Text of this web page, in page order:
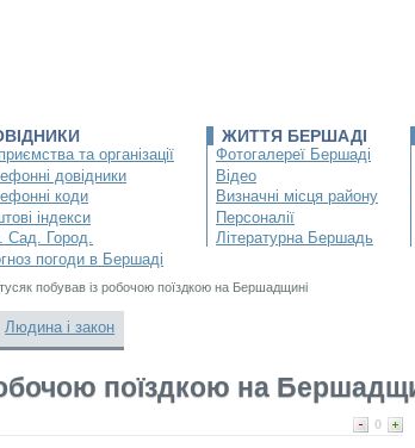
та організації
довідники
коди
індекси
Сад. Город.
погоди в Бершаді
ЖИТТЯ БЕРШАДІ
Фотогалереї Бершаді
Відео
Визначні місця району
Персоналії
Літературна Бершадь
побував із робочою поїздкою на Бершадщині
Людина і закон
поїздкою на
0